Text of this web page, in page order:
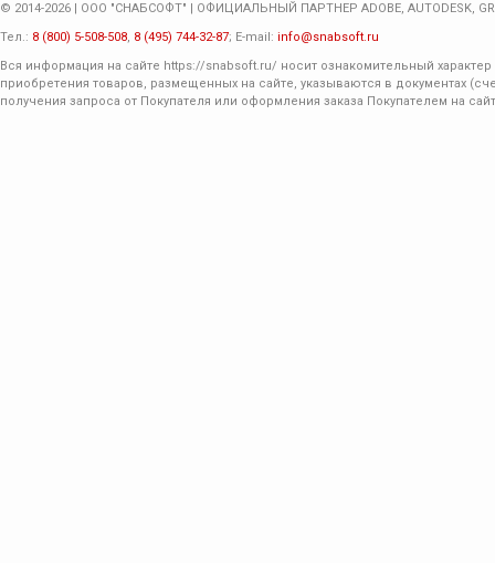
© 2014-2026 | ООО "СНАБСОФТ" | ОФИЦИАЛЬНЫЙ ПАРТНЕР ADOBE, AUTODESK,
Тел.: 8 (800) 5-508-508, 8 (495) 744-32-87; E-mail: info@snabsoft.ru
Вся информация на сайте https://snabsoft.ru/ носит ознакомительный
приобретения товаров, размещенных на сайте, указываются в документах
получения запроса от Покупателя или оформления заказа Покупателем на